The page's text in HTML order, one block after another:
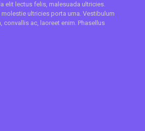
elit lectus felis, malesuada ultricies.
molestie ultricies porta urna. Vestibulum
convallis ac, laoreet enim. Phasellus